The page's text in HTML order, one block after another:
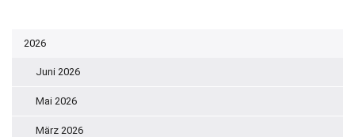
2026
Juni 2026
Mai 2026
März 2026